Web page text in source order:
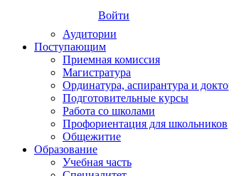
Войти
Аудитории
Поступающим
Приемная комиссия
Магистратура
Ординатура, аспирантура и
Подготовительные курсы
Работа со школами
Профориентация для школьников
Общежитие
Образование
Учебная часть